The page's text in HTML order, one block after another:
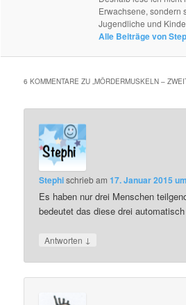
Erwachsene, sondern
Jugendliche und
Alle Beiträge von
6 KOMMENTARE ZU „MÖRDERMUSKELN –
Stephischriebam17. Januar 2015
Es haben nur drei Menschen
bedeutet das diese drei
Antworten ↓